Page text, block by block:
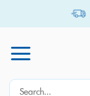
Search